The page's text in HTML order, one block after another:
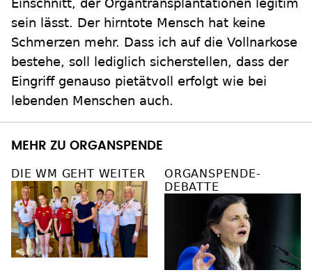
Einschnitt, der Organtransplantationen legitim
sein lässt. Der hirntote Mensch hat keine
Schmerzen mehr. Dass ich auf die Vollnarkose
bestehe, soll lediglich sicherstellen, dass der
Eingriff genauso pietätvoll erfolgt wie bei
lebenden Menschen auch.
MEHR ZU ORGANSPENDE
DIE WM GEHT WEITER
ORGANSPENDE-
DEBATTE